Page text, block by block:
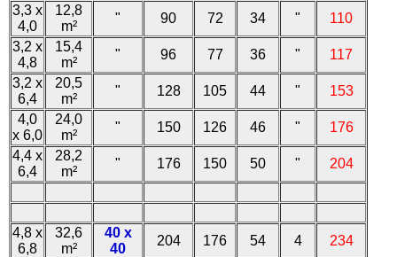
3,3 x
4,0
12,8
m²
" 90 72 34 "
110
3,2 x
4,8
15,4
m²
" 96 77 36 "
117
3,2 x
6,4
20,5
m²
" 128 105 44 "
153
4,0
x 6,0
24,0
m²
" 150 126 46 "
176
4,4 x
6,4
28,2
m²
" 176 150 50 " 204
4,8 x
6,8
32,6
m²
40 x
40
204 176 54 4
234